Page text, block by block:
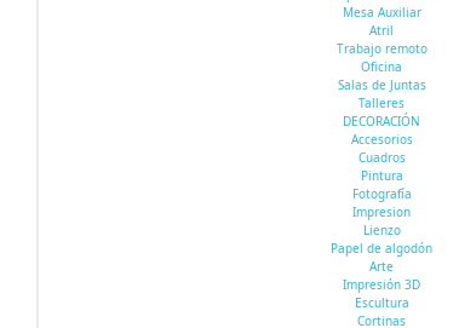
Mesa Auxiliar
Atril
Trabajo remoto
Oficina
Salas de Juntas
Talleres
DECORACIÓN
Accesorios
Cuadros
Pintura
Fotografía
Impresion
Lienzo
Papel de algodón
Arte
Impresión 3D
Escultura
Cortinas